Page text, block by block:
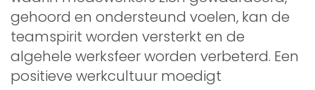
gehoord en ondersteund voelen, kan de
teamspirit worden versterkt en de
algehele werksfeer worden verbeterd. Een
positieve werkcultuur moedigt